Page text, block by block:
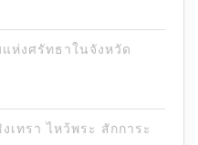
ห่งศรัทธาในจังหวัด
เทรา ไหว้พระ สักการะ